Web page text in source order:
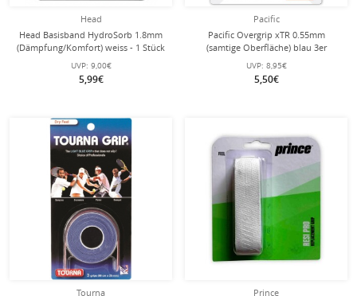
Head
Head Basisband HydroSorb 1.8mm
(Dämpfung/Komfort) weiss - 1 Stück
UVP: 9,00€
5,99€
Pacific
Pacific Overgrip xTR 0.55mm
(samtige Oberfläche) blau 3er
UVP: 8,95€
5,50€
Tourna Prince